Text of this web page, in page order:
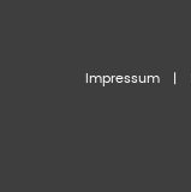
Impressum